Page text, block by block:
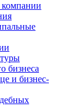
бизнеса
и бизнес-